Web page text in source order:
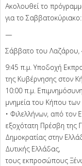
Ακολουθεί το
για το Σαββατοκύριακο:
—
Σάββατο του Λαζάρου,
9:45 π.μ. Υποδοχή
της Κυβέρνησης στον
10:00 π.μ.
μνημεία του Κήπου
• Φιλελλήνων, από τον
εξοχότατη Πρέσβη της
Δημοκρατίας στην
Δυτικής Ελλάδας,
τους εκπροσώπους